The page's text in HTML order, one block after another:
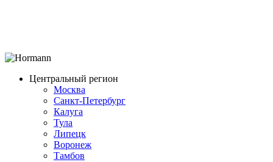
Центральный регион
Москва
Санкт-Петербург
Калуга
Тула
Липецк
Воронеж
Тамбов